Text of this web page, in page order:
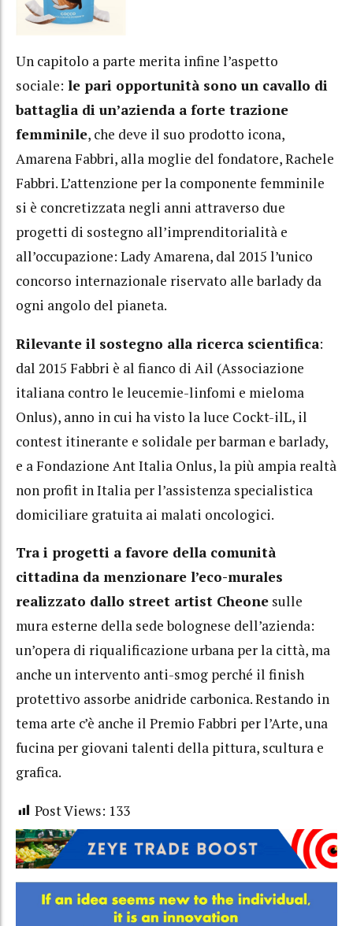
Un capitolo a parte merita infine l’aspetto
sociale: le pari opportunità sono un cavallo di
battaglia di un’azienda a forte trazione
femminile, che deve il suo prodotto icona,
Amarena Fabbri, alla moglie del fondatore, Rachele
Fabbri. L’attenzione per la componente femminile
si è concretizzata negli anni attraverso due
progetti di sostegno all’imprenditorialità e
all’occupazione: Lady Amarena, dal 2015 l’unico
concorso internazionale riservato alle barlady da
ogni angolo del pianeta.
Rilevante il sostegno alla ricerca scientifica:
dal 2015 Fabbri è al fianco di Ail (Associazione
italiana contro le leucemie-linfomi e mieloma
Onlus), anno in cui ha visto la luce Cockt-ilL, il
contest itinerante e solidale per barman e barlady,
e a Fondazione Ant Italia Onlus, la più ampia realtà
non profit in Italia per l’assistenza specialistica
domiciliare gratuita ai malati oncologici.
Tra i progetti a favore della comunità
cittadina da menzionare l’eco-murales
realizzato dallo street artist Cheone sulle
mura esterne della sede bolognese dell’azienda:
un’opera di riqualificazione urbana per la città, ma
anche un intervento anti-smog perché il finish
protettivo assorbe anidride carbonica. Restando in
tema arte c’è anche il Premio Fabbri per l’Arte, una
fucina per giovani talenti della pittura, scultura e
grafica.
Post Views: 133